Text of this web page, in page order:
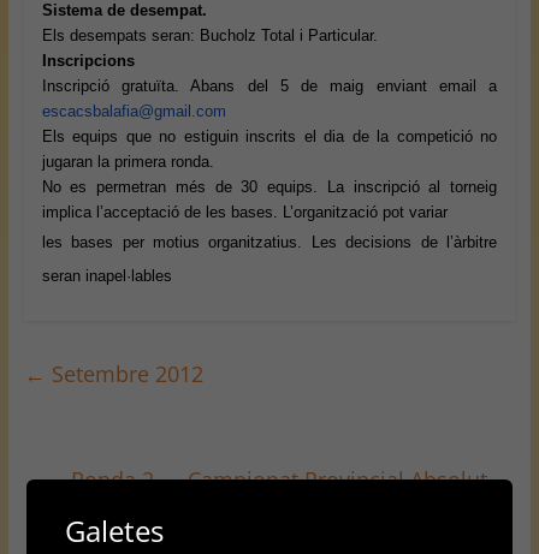
Sistema de desempat.
Els desempats seran: Bucholz Total i Particular.
Inscripcions
Inscripció gratuïta. Abans del 5 de maig enviant email a
escacsbalafia@gmail.com
Els equips que no estiguin inscrits el dia de la competició no
jugaran la primera ronda.
No es permetran més de 30 equips. La inscripció al torneig
implica l’acceptació de les bases. L’organització pot variar
les bases per motius organitzatius. Les decisions de l’àrbitre
seran inapel·lables
← Setembre 2012
Ronda 2 — Campionat Provincial Absolut→
Galetes